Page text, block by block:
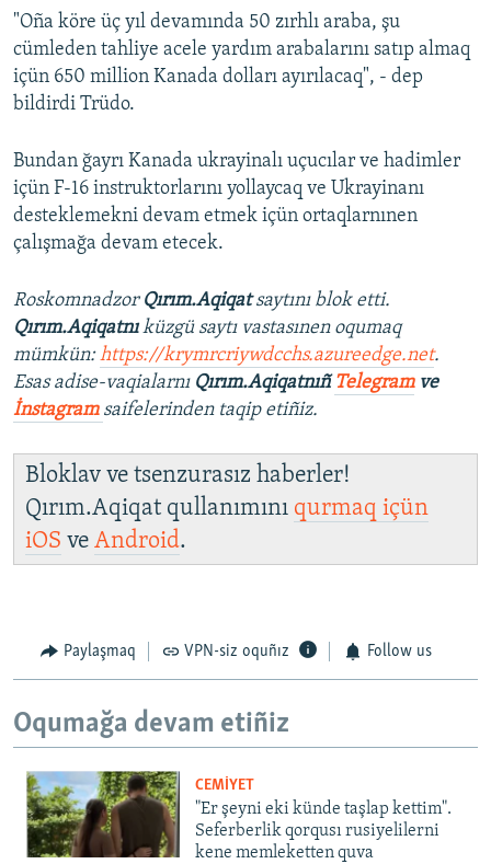
"Oña köre üç yıl devamında 50 zırhlı araba, şu
cümleden tahliye acele yardım arabalarını satıp almaq
içün 650 million Kanada dolları ayırılacaq", - dep
bildirdi Trüdo.
Bundan ğayrı Kanada ukrayinalı uçucılar ve hadimler
içün F-16 instruktorlarını yollaycaq ve Ukrayinanı
desteklemekni devam etmek içün ortaqlarnınen
çalışmağa devam etecek.
Roskomnadzor Qırım.Aqiqatsaytını blok etti.
Qırım.Aqiqatnıküzgü saytı vastasınen oqumaq
mümkün:https://krymrcriywdcchs.azureedge.net.
Esas adise-vaqialarnı Qırım.Aqiqatnıñ Telegramve
İnstagram saifelerinden taqip etiñiz.
Bloklav ve tsenzurasız haberler!
Qırım.Aqiqat qullanımını qurmaq içün
iOS ve Android.
Paylaşmaq VPN-siz oquñız Follow us
Oqumağa devam etiñiz
CEMİYET
"Er şeyni eki künde taşlap kettim".
Seferberlik qorqusı rusiyelilerni
kene memleketten quva